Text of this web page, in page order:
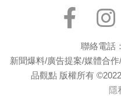
聯絡電話
新聞爆料/廣告提案/媒體合
品觀點 版權所有
隱